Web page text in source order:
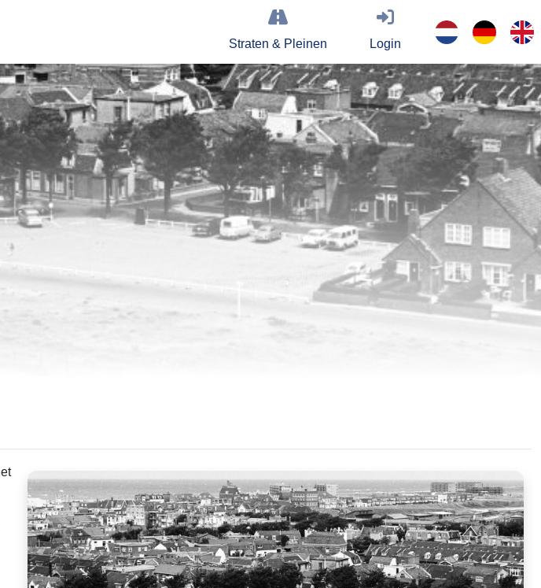
Straten & Pleinen Login